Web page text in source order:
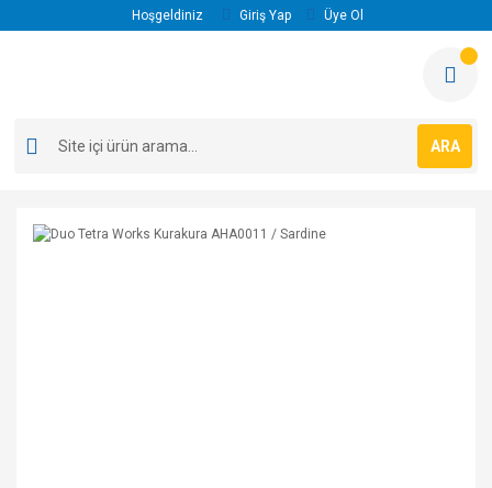
Hoşgeldiniz Giriş Yap Üye Ol
ARA